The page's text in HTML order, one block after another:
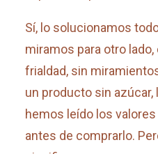
Sí, lo solucionamos
miramos para otro
frialdad, sin
un producto sin
hemos leído los
antes de comprarlo.